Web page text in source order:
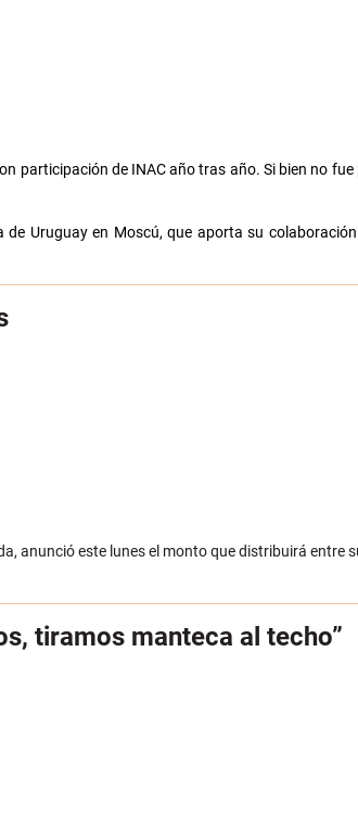
participación de INAC año tras año. Si bien no
Uruguay en Moscú, que aporta su
anunció este lunes el monto que distribuirá
tiramos manteca al techo”